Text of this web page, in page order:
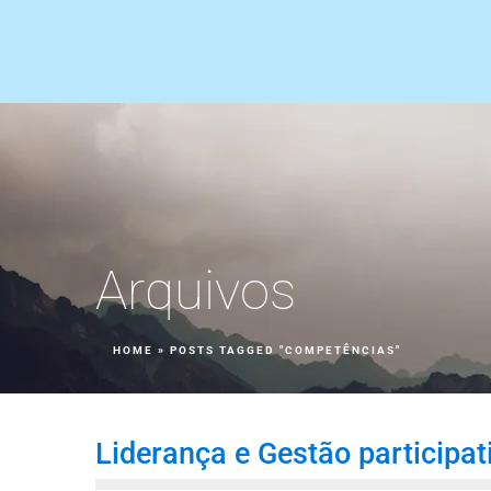
Arquivos
HOME » POSTS TAGGED "COMPETÊNCIAS"
Liderança e Gestão